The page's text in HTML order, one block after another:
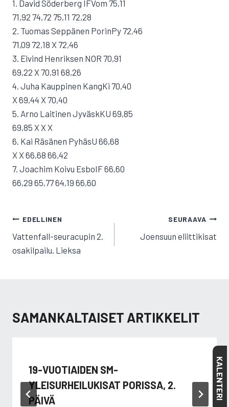
1. David Söderberg IFVom 75,11
71,92 74,72 75,11 72,28
2. Tuomas Seppänen PorinPy 72,46
71,09 72,18 X 72,46
3. Eivind Henriksen NOR 70,91
69,22 X 70,91 68,26
4. Juha Kauppinen KangKi 70,40
X 69,44 X 70,40
5. Arno Laitinen JyväskKU 69,85
69,85 X X X
6. Kai Räsänen PyhäsU 66,68
X X 66,68 66,42
7. Joachim Koivu EsboIF 66,60
66,29 65,77 64,19 66,60
ARTIKKELIEN
SELAUS
EDELLINEN
Vattenfall-seuracupin 2.
osakilpailu, Lieksa
SEURAAVA
Joensuun eliittikisat
SAMANKALTAISET ARTIKKELIT
19-VUOTIAIDEN SM-
YLEISURHEILUKISAT PORISSA, 2.
PÄIVÄ
KALENTERI